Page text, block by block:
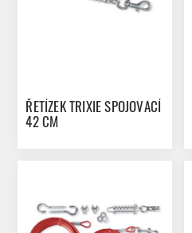
ŘETÍZEK TRIXIE SPOJOVACÍ
42 CM